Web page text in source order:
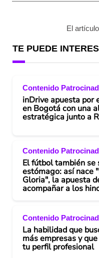
El
TE PUEDE
Contenido
inDrive apuesta por
en Bogotá con una
estratégica junto a
Contenido
El fútbol también se
estómago: así nace
Gloria", la apuesta
acompañar a los
Contenido
La habilidad que
más empresas y
tu perfil profesional